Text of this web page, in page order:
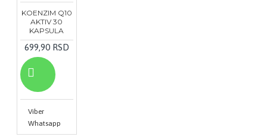
KOENZIM Q10
AKTIV 30
KAPSULA
699,90 RSD
Viber
Whatsapp